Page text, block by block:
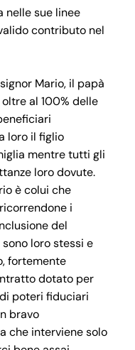
nelle sue linee
contributo nel
Mario, il papà
al 100% delle
loro il figlio
mentre tutti gli
loro dovute.
è colui che
i
del
loro stessi e
fortemente
dotato per
poteri fiduciari
bravo
che interviene solo